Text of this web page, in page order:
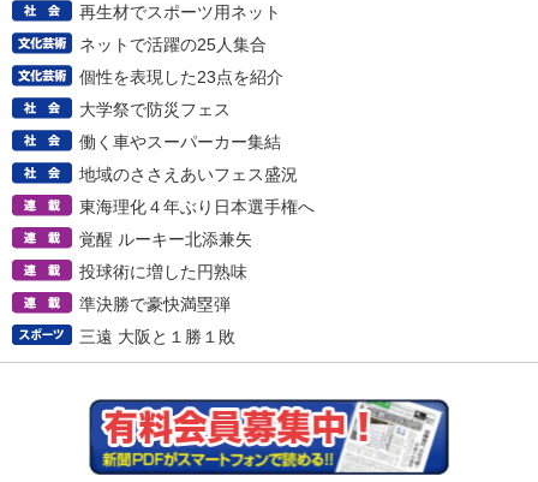
再生材でスポーツ用ネット
ネットで活躍の25人集合
個性を表現した23点を紹介
大学祭で防災フェス
働く車やスーパーカー集結
地域のささえあいフェス盛況
東海理化４年ぶり日本選手権へ
覚醒 ルーキー北添兼矢
投球術に増した円熟味
準決勝で豪快満塁弾
三遠 大阪と１勝１敗